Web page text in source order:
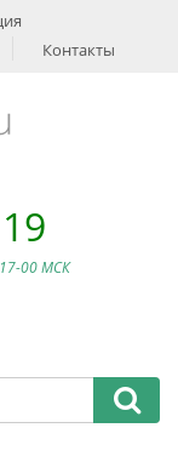
Контакты
00 МСК